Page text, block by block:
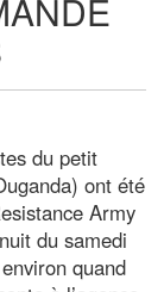
du petit
ont été
Army
du samedi
quand